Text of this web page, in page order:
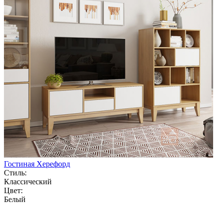
Гостиная Херефорд
Стиль:
Классический
Цвет:
Белый